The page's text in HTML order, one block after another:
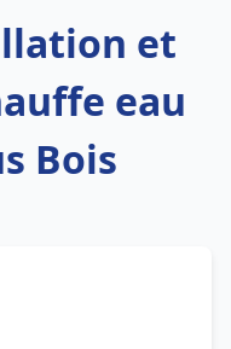
et
eau
Bois